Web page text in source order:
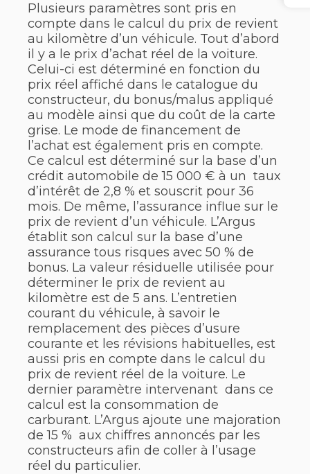
Plusieurs paramètres sont pris en
compte dans le calcul du prix de revient
au kilomètre d’un véhicule. Tout d’abord
il y a le prix d’achat réel de la voiture.
Celui-ci est déterminé en fonction du
prix réel affiché dans le catalogue du
constructeur, du bonus/malus appliqué
au modèle ainsi que du coût de la carte
grise. Le mode de financement de
l’achat est également pris en compte.
Ce calcul est déterminé sur la base d’un
crédit automobile de 15 000 € à un taux
d’intérêt de 2,8 % et souscrit pour 36
mois. De même, l’assurance influe sur le
prix de revient d’un véhicule. L’Argus
établit son calcul sur la base d’une
assurance tous risques avec 50 % de
bonus. La valeur résiduelle utilisée pour
déterminer le prix de revient au
kilomètre est de 5 ans. L’entretien
courant du véhicule, à savoir le
remplacement des pièces d’usure
courante et les révisions habituelles, est
aussi pris en compte dans le calcul du
prix de revient réel de la voiture. Le
dernier paramètre intervenant dans ce
calcul est la consommation de
carburant. L’Argus ajoute une majoration
de 15 % aux chiffres annoncés par les
constructeurs afin de coller à l’usage
réel du particulier.